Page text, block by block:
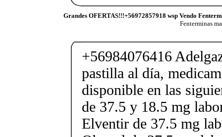
Grandes OFERTAS!!!+56972857918 wsp Vendo
Fenterminas
+56984076416
pastilla al día,
disponible en las
de 37.5 y 18.5 mg
Elventir de 37.5 mg